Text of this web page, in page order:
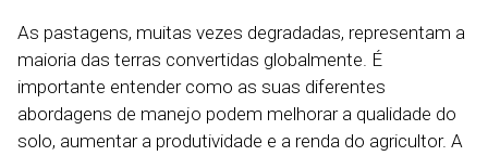
As pastagens, muitas vezes degradadas, representam a
maioria das terras convertidas globalmente. É
importante entender como as suas diferentes
abordagens de manejo podem melhorar a qualidade do
solo, aumentar a produtividade e a renda do agricultor. A